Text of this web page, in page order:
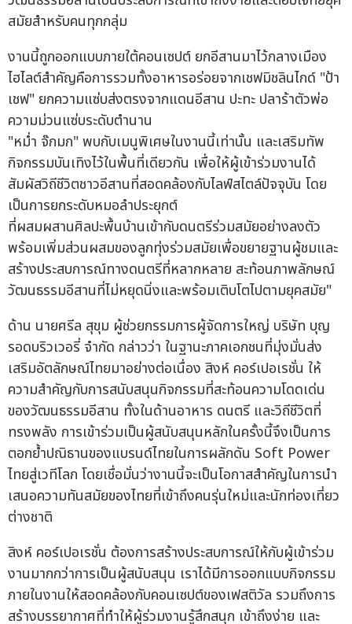
สมัยสำหรับคนทุกกลุ่ม
งานนี้ถูกออกแบบภายใต้คอนเซปต์ ยกอีสานมาไว้กลางเมือง
ไฮไลต์สำคัญคือการรวมทั้งอาหารอร่อยจากเชฟมิชลินไกด์ "ป้า
เชฟ" ยกความแซ่บส่งตรงจากแดนอีสาน ปะทะ ปลาร้าตัวพ่อ
ความม่วนแซ่บระดับตำนาน
"หม่ำ จ๊กมก" พบกับเมนูพิเศษในงานนี้เท่านั้น และเสริมทัพ
กิจกรรมบันเทิงไว้ในพื้นที่เดียวกัน เพื่อให้ผู้เข้าร่วมงานได้
สัมผัสวิถีชีวิตชาวอีสานที่สอดคล้องกับไลฟ์สไตล์ปัจจุบัน โดย
เป็นการยกระดับหมอลำประยุกต์
ที่ผสมผสานศิลปะพื้นบ้านเข้ากับดนตรีร่วมสมัยอย่างลงตัว
พร้อมเพิ่มส่วนผสมของลูกทุ่งร่วมสมัยเพื่อขยายฐานผู้ชมและ
สร้างประสบการณ์ทางดนตรีที่หลากหลาย สะท้อนภาพลักษณ์
วัฒนธรรมอีสานที่ไม่หยุดนิ่งและพร้อมเติบโตไปตามยุคสมัย"
ด้าน นายศรีล สุขุม ผู้ช่วยกรรมการผู้จัดการใหญ่ บริษัท บุญ
รอดบริวเวอรี่ จำกัด กล่าวว่า ในฐานะภาคเอกชนที่มุ่งมั่นส่ง
เสริมอัตลักษณ์ไทยมาอย่างต่อเนื่อง สิงห์ คอร์เปอเรชั่น ให้
ความสำคัญกับการสนับสนุนกิจกรรมที่สะท้อนความโดดเด่น
ของวัฒนธรรมอีสาน ทั้งในด้านอาหาร ดนตรี และวิถีชีวิตที่
ทรงพลัง การเข้าร่วมเป็นผู้สนับสนุนหลักในครั้งนี้จึงเป็นการ
ตอกย้ำปณิธานของแบรนด์ไทยในการผลักดัน Soft Power
ไทยสู่เวทีโลก โดยเชื่อมั่นว่างานนี้จะเป็นโอกาสสำคัญในการนำ
เสนอความทันสมัยของไทยที่เข้าถึงคนรุ่นใหม่และนักท่องเที่ยว
ต่างชาติ
สิงห์ คอร์เปอเรชั่น ต้องการสร้างประสบการณ์ให้กับผู้เข้าร่วม
งานมากกว่าการเป็นผู้สนับสนุน เราได้มีการออกแบบกิจกรรม
ภายในงานให้สอดคล้องกับคอนเซปต์ของเฟสติวัล รวมถึงการ
สร้างบรรยากาศที่ทำให้ผู้ร่วมงานรู้สึกสนุก เข้าถึงง่าย และ